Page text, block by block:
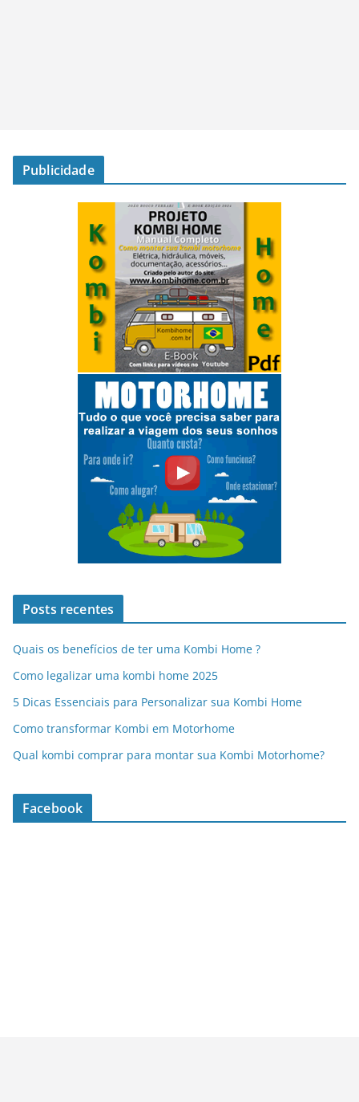
Publicidade
Posts recentes
Quais os benefícios de ter uma Kombi Home ?
Como legalizar uma kombi home 2025
5 Dicas Essenciais para Personalizar sua Kombi Home
Como transformar Kombi em Motorhome
Qual kombi comprar para montar sua Kombi Motorhome?
Facebook